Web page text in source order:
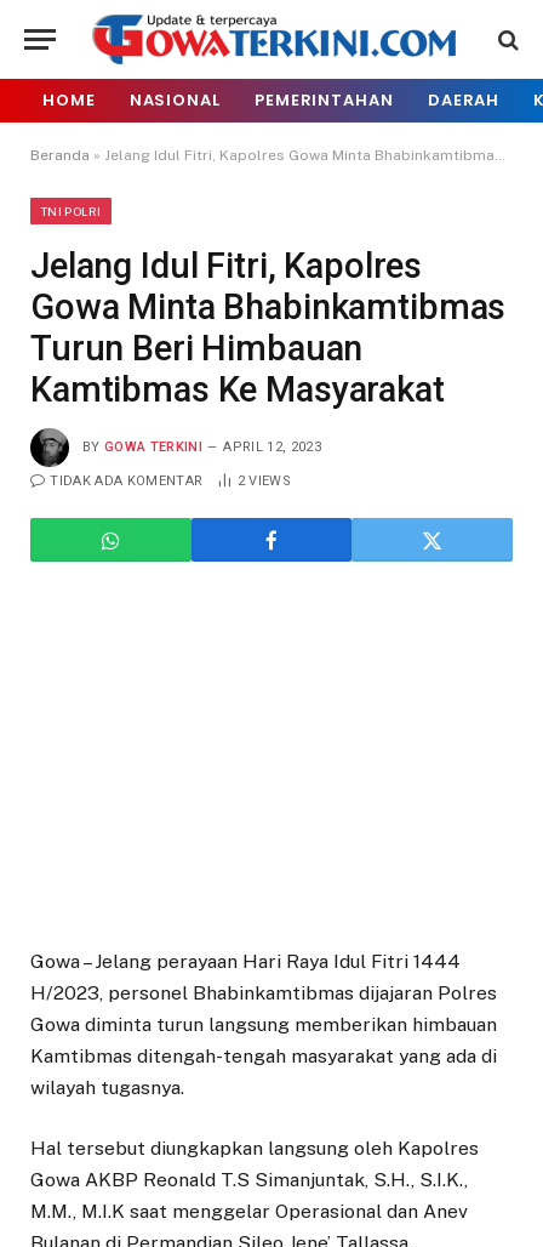
HOME NASIONAL PEMERINTAHAN DAERAH
Beranda » Jelang Idul Fitri, Kapolres Gowa Minta Bhabinkamtibmas Turun Beri Himbauan Kamtibmas Ke Masyarakat
TNI POLRI
Jelang Idul Fitri, Kapolres
Gowa Minta Bhabinkamtibmas
Turun Beri Himbauan
Kamtibmas Ke Masyarakat
BY GOWA TERKINI APRIL 12, 2023
TIDAK ADA KOMENTAR 2VIEWS
Gowa – Jelang perayaan Hari Raya Idul Fitri 1444
H/2023, personel Bhabinkamtibmas dijajaran Polres
Gowa diminta turun langsung memberikan himbauan
Kamtibmas ditengah-tengah masyarakat yang ada di
wilayah tugasnya.
Hal tersebut diungkapkan langsung oleh Kapolres
Gowa AKBP Reonald T.S Simanjuntak, S.H., S.I.K.,
M.M., M.I.K saat menggelar Operasional dan Anev